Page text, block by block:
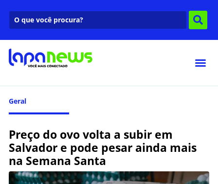
Geral
Preço do ovo volta a subir em
Salvador e pode pesar ainda mais
na Semana Santa